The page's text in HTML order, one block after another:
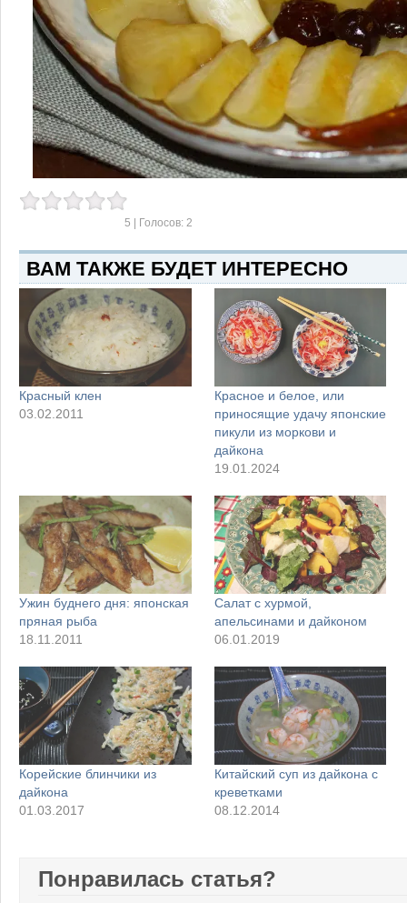
5 | Голосов: 2
ВАМ ТАКЖЕ БУДЕТ ИНТЕРЕСНО
Красный клен
03.02.2011
Красное и белое, или
приносящие удачу японские
пикули из моркови и
дайкона
19.01.2024
Ужин буднего дня: японская
пряная рыба
18.11.2011
Салат с хурмой,
апельсинами и дайконом
06.01.2019
Корейские блинчики из
дайкона
01.03.2017
Китайский суп из дайкона с
креветками
08.12.2014
Понравилась статья?